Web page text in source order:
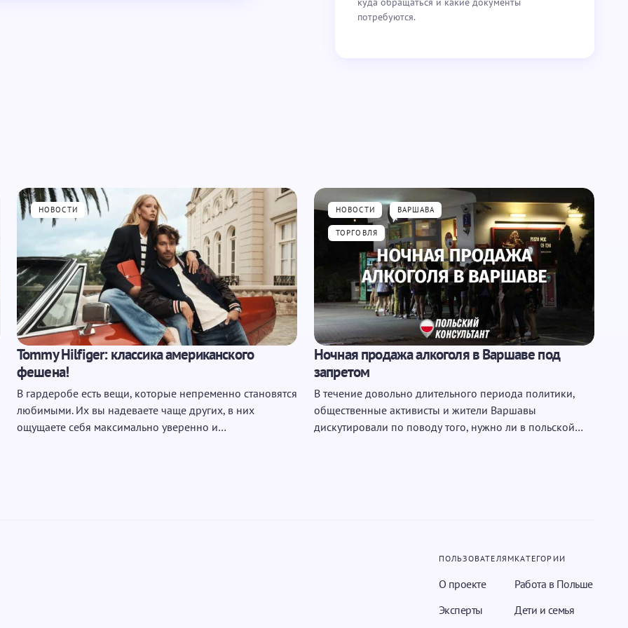
комментариев
потребуются.
НОВОСТИ
Tommy Hilfiger: классика американского
фешена!
В гардеробе есть вещи, которые непременно становятся
любимыми. Их вы надеваете чаще других, в них
ощущаете себя максимально уверенно и…
НОВОСТИ ВАРШАВА
ТОРГОВЛЯ
Ночная продажа алкоголя в Варшаве под
запретом
В течение довольно длительного периода политики,
общественные активисты и жители Варшавы
дискутировали по поводу того, нужно ли в польской…
ПОЛЬЗОВАТЕЛЯМ
О проекте
Эксперты
КАТЕГОРИИ
Работа в Польше
Дети и семья